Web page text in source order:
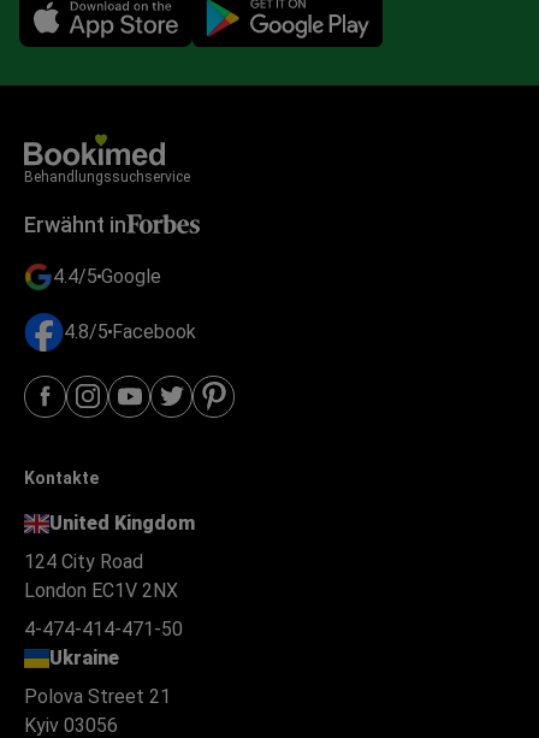
Mobile app illustration
Behandlungssuchservice
Erwähnt in
4.4/5 Google
4.8/5 Facebook
Kontakte
United Kingdom
124 City Road
London EC1V 2NX
4-474-414-471-50
Ukraine
Polova Street 21
Kyiv 03056